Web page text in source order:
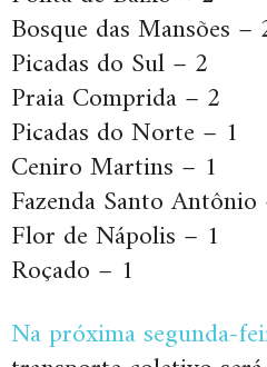
Bosque das Mansões –
Picadas do Sul – 2
Praia Comprida – 2
Picadas do Norte – 1
Ceniro Martins – 1
Fazenda Santo
Flor de Nápolis – 1
Roçado – 1
Na próxima segunda-